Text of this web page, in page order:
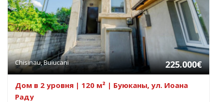
Chisinau, Buiucani 225.000€
Дом в 2 уровня | 120 м² | Буюканы, ул. Иоана
Раду